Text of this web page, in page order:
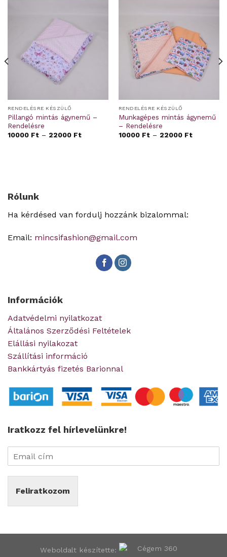
RENDELÉSRE KÉSZÜLŐ
Pillangó mintás ágynemű –
Rendelésre
10000 Ft– 22000 Ft
RENDELÉSRE KÉSZÜLŐ
Munkagépes mintás ágynemű
– Rendelésre
10000 Ft– 22000 Ft
Rólunk
Ha kérdésed van fordulj hozzánk bizalommal:
Email: mincsifashion@gmail.com
Információk
Adatvédelmi nyilatkozat
Általános Szerződési Feltételek
Elállási nyilakozat
Szállítási információ
Bankkártyás fizetés Barionnal
Iratkozz fel hírlevelünkre!
Feliratkozom
Weboldalt készítette: